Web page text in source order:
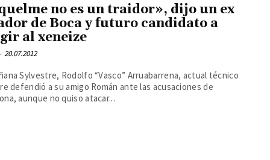
no es un traidor», dijo un ex
de Boca y futuro candidato a
al xeneize
20.07.2012
Sylvestre, Rodolfo “Vasco” Arruabarrena, actual técnico
defendió a su amigo Román ante las acusaciones de
aunque no quiso atacar...